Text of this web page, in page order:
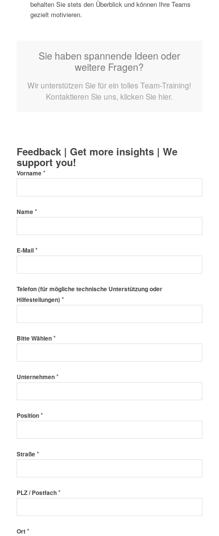
behalten Sie stets den Überblick und können Ihre Teams
gezielt motivieren.
Sie haben spannende Ideen oder
weitere Fragen?
Wir unterstützen Sie für ein tolles Team-Training!
Kontaktieren Sie uns, klicken Sie hier.
Feedback | Get more insights | We
support you!
Vorname*
Name*
E-Mail*
Telefon (für mögliche technische Unterstützung oder
Hilfestellungen)*
Bitte Wählen*
Unternehmen*
Position*
Straße*
PLZ / Postfach*
Ort*